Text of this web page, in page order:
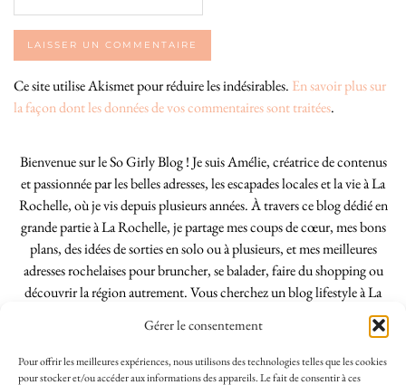
Gérer le consentement
Pour offrir les meilleures expériences, nous utilisons des technologies telles que les cookies
pour stocker et/ou accéder aux informations des appareils. Le fait de consentir à ces
Ce site utilise Akismet pour réduire les indésirables. En savoir plus sur
la façon dont les données de vos commentaires sont traitées.
Bienvenue sur le So Girly Blog ! Je suis Amélie, créatrice de contenus
et passionnée par les belles adresses, les escapades locales et la vie à La
Rochelle, où je vis depuis plusieurs années. À travers ce blog dédié en
grande partie à La Rochelle, je partage mes coups de cœur, mes bons
plans, des idées de sorties en solo ou à plusieurs, et mes meilleures
adresses rochelaises pour bruncher, se balader, faire du shopping ou
découvrir la région autrement. Vous cherchez un blog lifestyle à La
Rochelle, tenu par une locale ? Vous êtes au bon endroit. Que vous
soyez Rochelais·e ou de passage dans notre belle ville, j’espère que mes
articles vous aideront à profiter de La Rochelle comme un·e vrai·e
initié·e. !